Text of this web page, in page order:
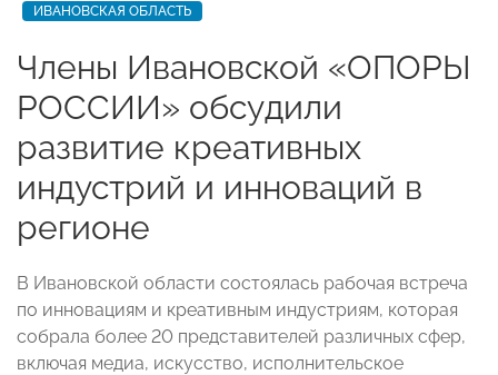
ИВАНОВСКАЯ ОБЛАСТЬ
Члены Ивановской «ОПОРЫ
РОССИИ» обсудили
развитие креативных
индустрий и инноваций в
регионе
В Ивановской области состоялась рабочая встреча
по инновациям и креативным индустриям, которая
собрала более 20 представителей различных сфер,
включая медиа, искусство, исполнительское